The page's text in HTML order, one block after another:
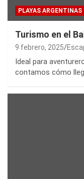
PLAYAS ARGENTINAS
Turismo en el
9 febrero, 2025
Ideal para
contamos cómo